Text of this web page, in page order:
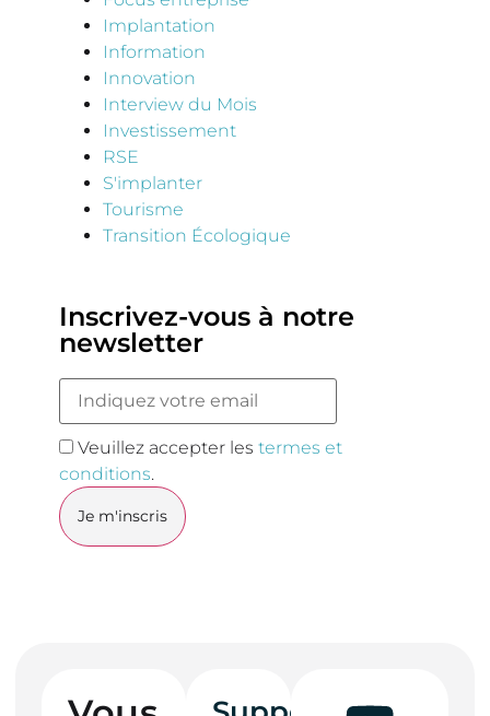
Implantation
Information
Innovation
Interview du Mois
Investissement
RSE
S'implanter
Tourisme
Transition Écologique
Inscrivez-vous à notre
newsletter
Veuillez accepter lestermes et
conditions.